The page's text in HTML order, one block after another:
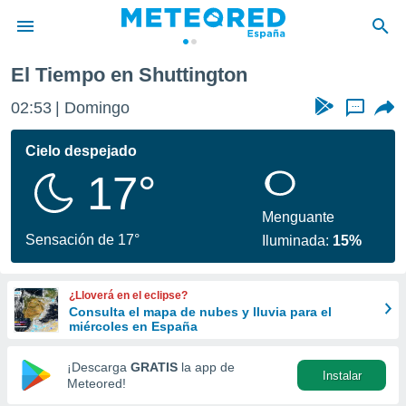
de
por
se
calidad.
a este
las
y
forma
digital
basada
El Tiempo en Shuttington
02:53 Domingo ...
Cielo despejado
17°
Sensación de 17°
Menguante
Iluminada: 15%
¿Lloverá en el eclipse?
Consulta el mapa de nubes y lluvia para el
miércoles en España
¡Descarga GRATIS la app de
Meteored!
Instalar